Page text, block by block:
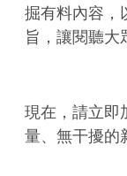
掘有料內容，
旨，讓閱聽大
現在，請立即
量、無干擾的